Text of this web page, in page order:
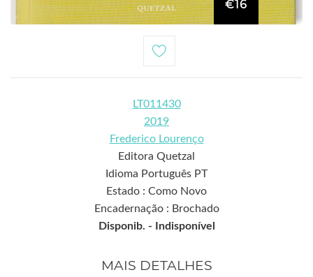
€16
LT011430
2019
Frederico Lourenço
Editora Quetzal
Idioma Português PT
Estado : Como Novo
Encadernação : Brochado
Disponib. -
Indisponível
MAIS DETALHES